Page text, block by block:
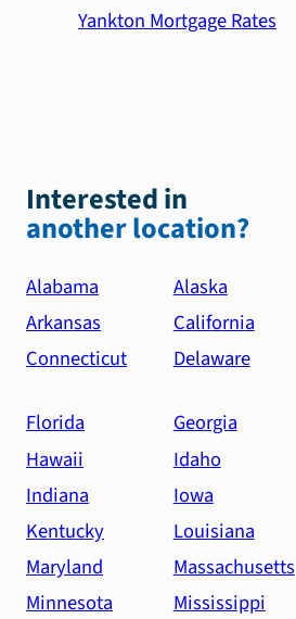
Yankton Mortgage Rates
Interested in
another location?
Alabama Alaska
Arkansas
California
Connecticut
Delaware
Florida
Georgia
Hawaii
Idaho
Indiana
Iowa
Kentucky
Louisiana
Maryland
Massachusetts
Minnesota
Mississippi